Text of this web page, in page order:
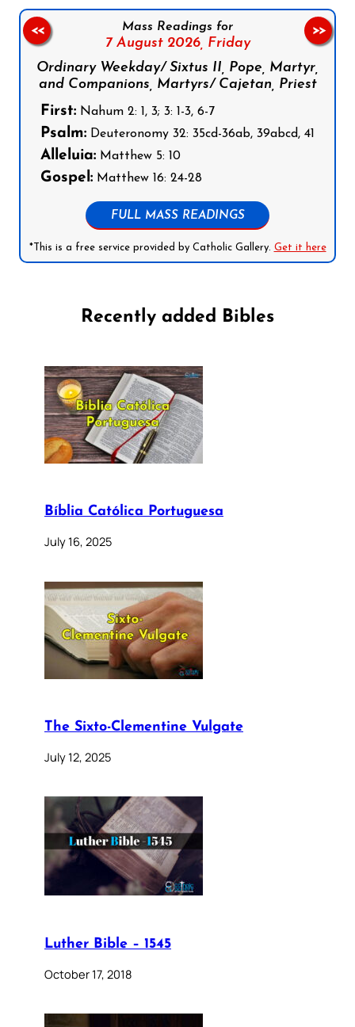
Mass Readings for
7 August 2026, Friday
Ordinary Weekday/ Sixtus II, Pope, Martyr,
and Companions, Martyrs/ Cajetan, Priest
First: Nahum 2: 1, 3; 3: 1-3, 6-7
Psalm: Deuteronomy 32: 35cd-36ab, 39abcd, 41
Alleluia: Matthew 5: 10
Gospel: Matthew 16: 24-28
FULL MASS READINGS
*This is a free service provided by Catholic Gallery. Get it here
<< >>
Recently added Bibles
Bíblia Católica Portuguesa
July 16, 2025
The Sixto-Clementine Vulgate
July 12, 2025
Luther Bible – 1545
October 17, 2018